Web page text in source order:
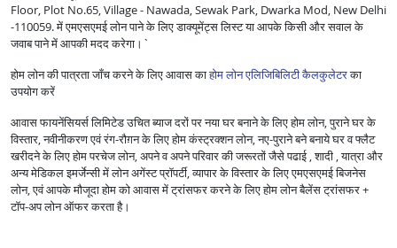
Floor, Plot No.65, Village - Nawada, Sewak Park, Dwarka Mod, New Delhi
-110059. में एमएसएमई लोन पाने के लिए डाक्यूमेंट्स लिस्ट या आपके किसी और सवाल के
जवाब पाने में आपकी मदद करेगा।`
होम लोन की पात्रता जाँच करने के लिए आवास काहोम लोन एलिजिबिलिटी कैलकुलेटरका
उपयोग करें
आवास फायनेंसियर्स लिमिटेड उचित ब्याज दरों पर नया घर बनाने के लिए होम लोन, पुराने घर के
विस्तार, नवीनीकरण एवं रंग-रौग़न के लिए होम कंस्ट्रक्शन लोन, नए-पुराने बने बनाये घर व फ्लैट
खरीदने के लिए होम परचेज लोन, अपने व अपने परिवार की जरूरतों जैसे पढाई , शादी , यात्रा और
अन्य मेडिकल इमर्जेन्सी में लोन अगेंस्ट प्रॉपर्टी, व्यापार के विस्तार के लिए एमएसएमई बिजनेस
लोन, एवं आपके मौजूदा होम को आवास में ट्रांसफर करने के लिए होम लोन बैलेंस ट्रांसफर +
टॉप-अप लोन ऑफर करता है।